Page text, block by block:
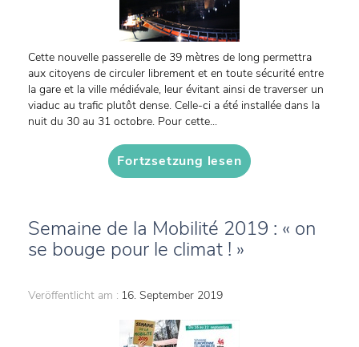
Cette nouvelle passerelle de 39 mètres de long permettra
aux citoyens de circuler librement et en toute sécurité entre
la gare et la ville médiévale, leur évitant ainsi de traverser un
viaduc au trafic plutôt dense. Celle-ci a été installée dans la
nuit du 30 au 31 octobre. Pour cette...
Fortzsetzung lesen
Semaine de la Mobilité 2019 : « on
se bouge pour le climat ! »
Veröffentlicht am : 16. September 2019